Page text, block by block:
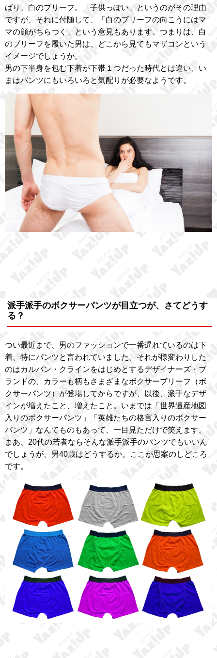
ばり、白のブリーフ。「子供っぽい」というのがその理由
ですが、それに付随して、「白のブリーフの向こうにはマ
マの顔がちらつく」という意見もあります。つまりは、白
のブリーフを履いた男は、どこから見てもマザコンという
イメージでしょうか。
男の下半身を包む下着が下帯１つだった時代とは違い、い
まはパンツにもいろいろと気配りが必要なようです。
派手派手のボクサーパンツが目立つが、さてどうす
る？
つい最近まで、男のファッションで一番遅れているのは下
着、特にパンツと言われていました。それが様変わりした
のはカルバン・クラインをはじめとするデザイナーズ・ブ
ランドの、カラーも柄もさまざまなボクサーブリーフ（ボ
クサーパンツ）が登場してからですが、以後、派手なデザ
インが増えたこと、増えたこと。いまでは「世界遺産地図
入りのボクサーパンツ」「英雄たちの格言入りのボクサー
パンツ」なんてものもあって、一目見ただけで笑えます。
まあ、20代の若者ならそんな派手派手のパンツでもいいん
でしょうが、男40歳はどうするか。ここが思案のしどころ
です。